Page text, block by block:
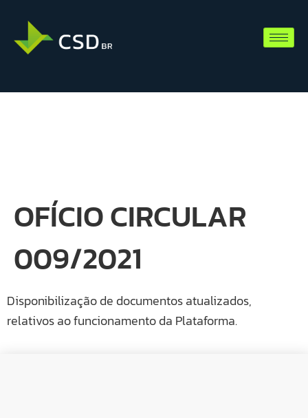
OFÍCIO CIRCULAR
009/2021
Disponibilização de documentos atualizados,
relativos ao funcionamento da Plataforma.